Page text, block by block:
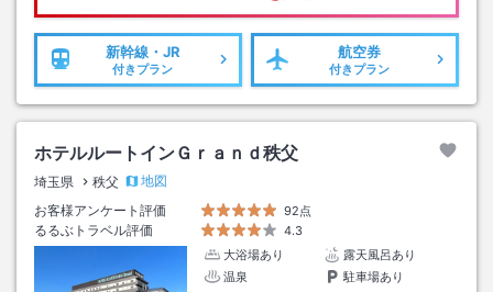
新幹線・JR
付きプラン
航空券
付きプラン
ホテルルートインＧｒａｎｄ秩父
埼玉県 秩父
地図
お客様アンケート評価
92点
るるぶトラベル評価
4.3
大浴場あり
露天風呂あり
温泉
駐車場あり